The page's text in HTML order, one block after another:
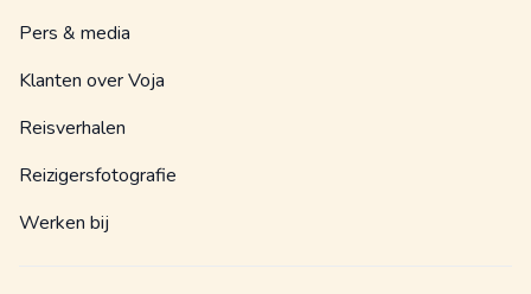
Pers & media
Klanten over Voja
Reisverhalen
Reizigersfotografie
Werken bij